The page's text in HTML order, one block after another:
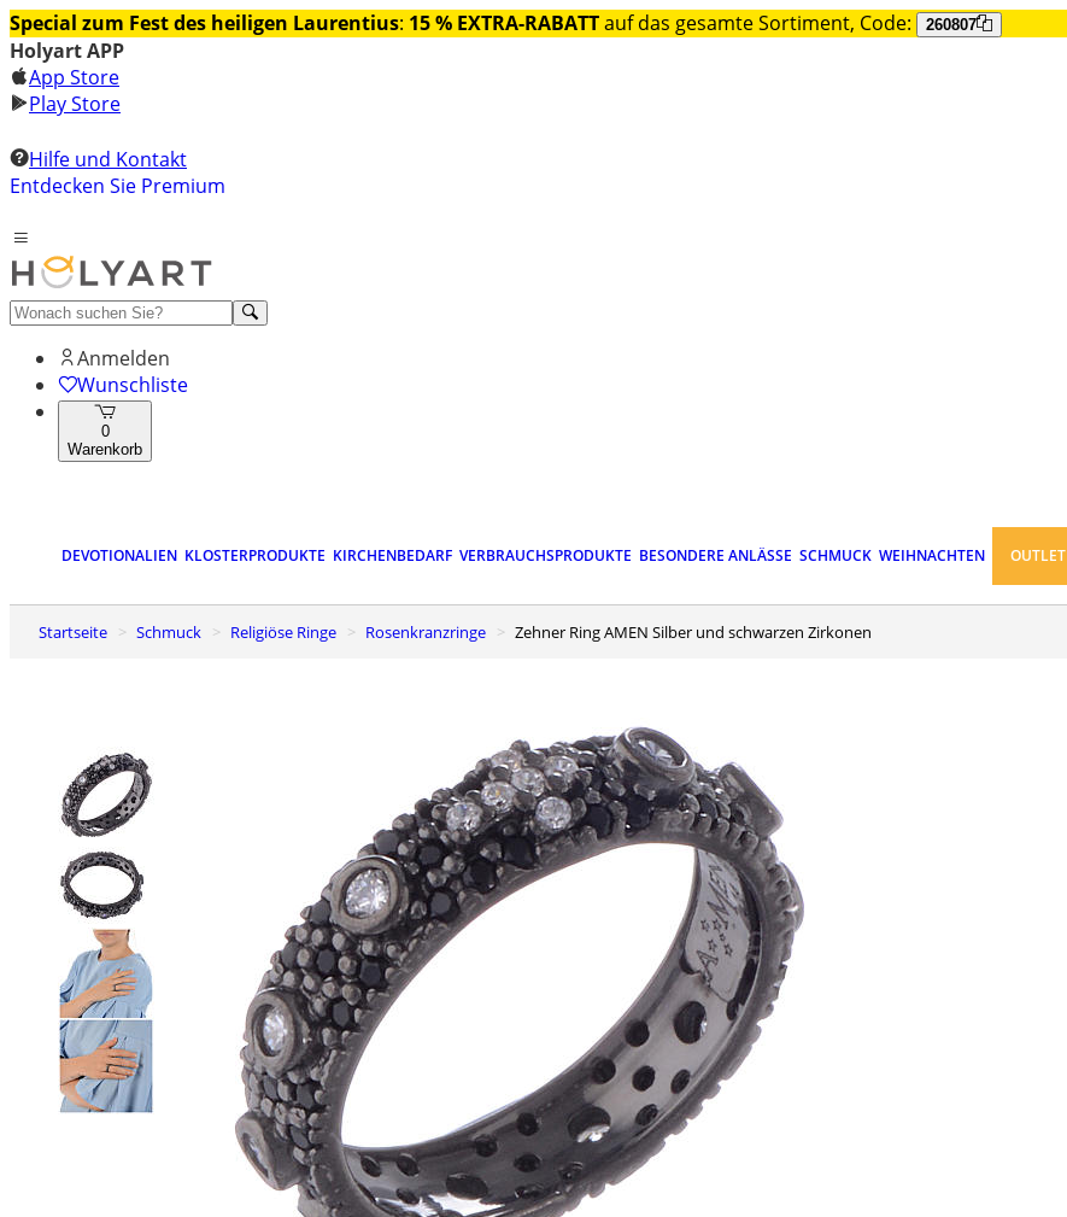
Special zum Fest des heiligen Laurentius: 15 % EXTRA-RABATTauf das gesamte Sortiment, Code: 260807
Holyart APP
App Store
Play Store
Hilfe und Kontakt
Entdecken Sie Premium
Anmelden
Wunschliste
0
Warenkorb
DEVOTIONALIEN KLOSTERPRODUKTE KIRCHENBEDARF VERBRAUCHSPRODUKTE BESONDERE ANLÄSSE SCHMUCK WEIHNACHTEN OUTLET
Startseite Schmuck Religiöse Ringe Rosenkranzringe Zehner Ring AMEN Silber und schwarzen Zirkonen